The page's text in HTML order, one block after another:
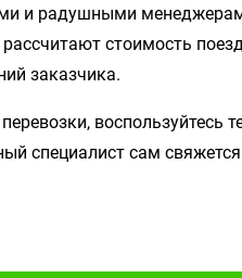
и радушными
стоимость
заказчика.
воспользуйтесь
специалист сам